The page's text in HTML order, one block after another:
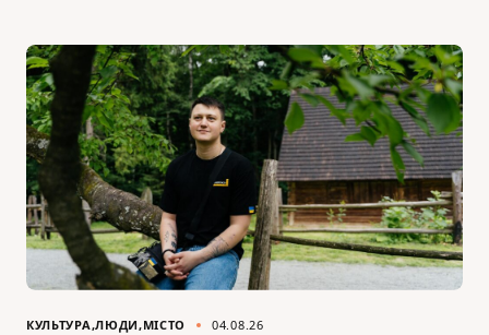
КУЛЬТУРА ЛЮДИ МІСТО 04.08.26